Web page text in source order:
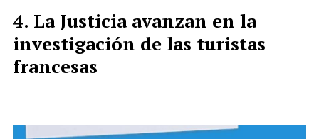
La Justicia avanzan en la
investigación de las turistas
francesas